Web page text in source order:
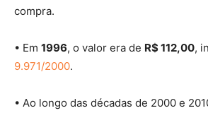
compra.
• Em 1996, o valor era de R$ 112,00,
9.971/2000.
• Ao longo das décadas de 2000 e